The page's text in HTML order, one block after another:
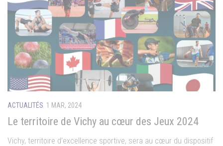
ACTUALITÉS 1 MAR, 2024
Le territoire de Vichy au cœur des Jeux 2024
Vichy, territoire d’excellence sportive, sera au cœur du dispositif